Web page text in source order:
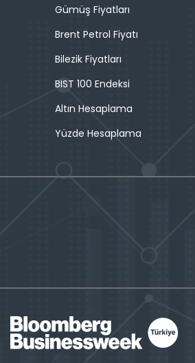
Gümüş Fiyatları
Brent Petrol Fiyatı
Bilezik Fiyatları
BIST 100 Endeksi
Altın Hesaplama
Yüzde Hesaplama